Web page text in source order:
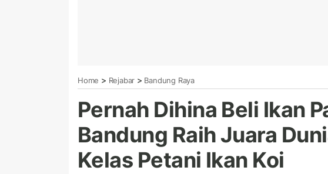
Home > Rejabar > Bandung Raya
Pernah Dihina Beli Ikan
Bandung Raih Juara
Kelas Petani Ikan Koi